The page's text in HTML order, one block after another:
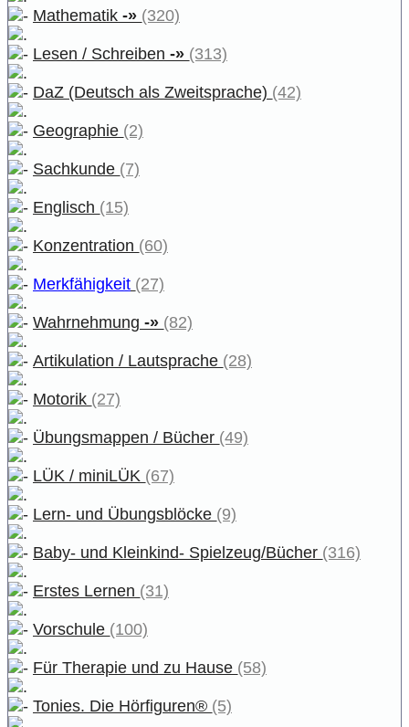
Mathematik -» (320)
Lesen / Schreiben -» (313)
DaZ (Deutsch als Zweitsprache) (42)
Geographie (2)
Sachkunde (7)
Englisch (15)
Konzentration (60)
Merkfähigkeit (27)
Wahrnehmung -» (82)
Artikulation / Lautsprache (28)
Motorik (27)
Übungsmappen / Bücher (49)
LÜK / miniLÜK (67)
Lern- und Übungsblöcke (9)
Baby- und Kleinkind- Spielzeug/Bücher (316)
Erstes Lernen (31)
Vorschule (100)
Für Therapie und zu Hause (58)
Tonies. Die Hörfiguren® (5)